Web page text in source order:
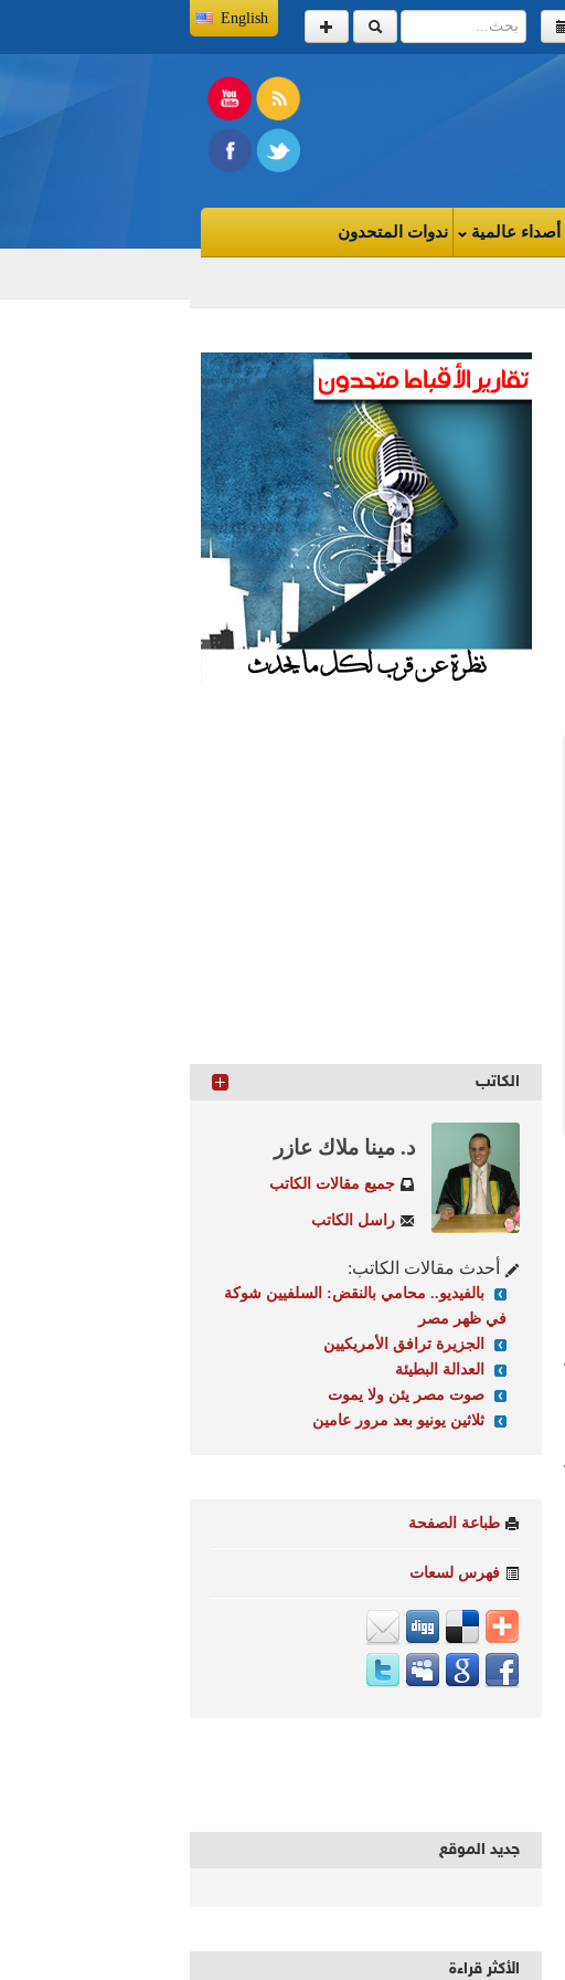
English
أصداء عالمية ندوات المتحدون
الكاتب
د. مينا ملاك عازر
جميع مقالات الكاتب
راسل الكاتب
أحدث مقالات الكاتب:
بالفيديو.. محامي بالنقض: السلفيين شوكة
في ظهر مصر
الجزيرة ترافق الأمريكيين
العدالة البطيئة
صوت مصر يئن ولا يموت
ثلاثين يونيو بعد مرور عامين
طباعة الصفحة
فهرس لسعات
جديد الموقع
الأكثر قراءة